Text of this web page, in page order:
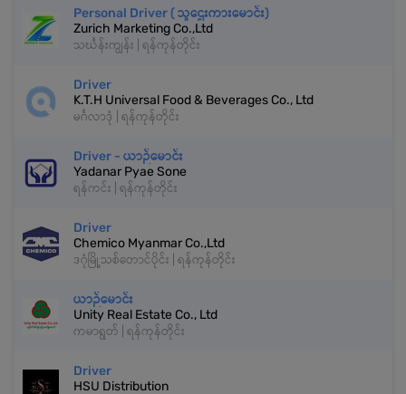
Personal Driver ( သူဌေးကားမောင်း)
Zurich Marketing Co.,Ltd
သင်္ဃန်းကျွန်း | ရန်ကုန်တိုင်း
Driver
K.T.H Universal Food & Beverages Co., Ltd
မင်္ဂလာဒုံ | ရန်ကုန်တိုင်း
Driver - ယာဉ်မောင်း
Yadanar Pyae Sone
ရန်ကင်း | ရန်ကုန်တိုင်း
Driver
Chemico Myanmar Co.,Ltd
ဒဂုံမြို့သစ်တောင်ပိုင်း | ရန်ကုန်တိုင်း
ယာဉ်မောင်း
Unity Real Estate Co., Ltd
ကမာရွတ် | ရန်ကုန်တိုင်း
Driver
HSU Distribution